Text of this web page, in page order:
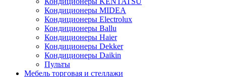
Кондиционеры MIDEA
Кондиционеры Electrolux
Кондиционеры Ballu
Кондиционеры Haier
Кондиционеры Dekker
Кондиционеры Daikin
Пульты
Мебель торговая и стеллажи